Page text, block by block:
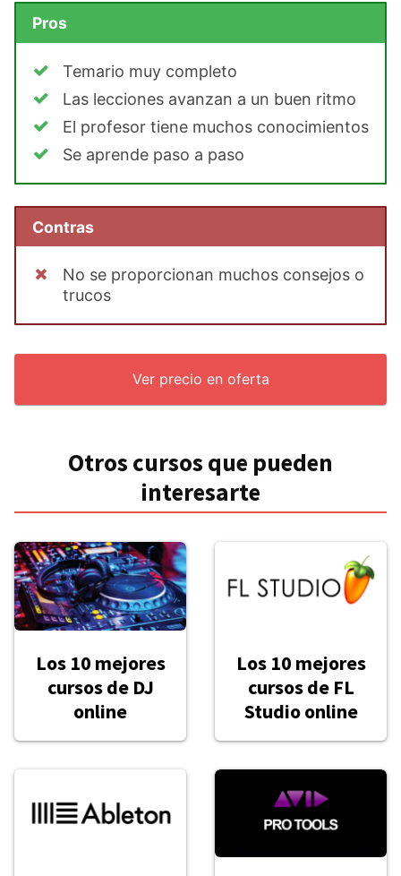
Pros
Temario muy completo
Las lecciones avanzan a un buen ritmo
El profesor tiene muchos conocimientos
Se aprende paso a paso
Contras
No se proporcionan muchos consejos o
trucos
Ver precio en oferta
Otros cursos que pueden
interesarte
Los 10 mejores
cursos de DJ
online
Los 10 mejores
cursos de FL
Studio online